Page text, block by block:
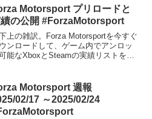
Motorsport プリロードと
の公開 #ForzaMotorsport
上の雑訳。Forza Motorsportを今すぐ
ンロードして、ゲーム内でアンロッ
能なXboxとSteamの実績リストをチ
。これは...
Motorsport 週報
02/17 ～2025/02/24